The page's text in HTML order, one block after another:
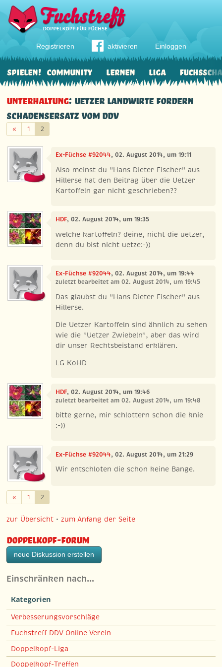
Registrieren aktivieren Einloggen
Community Lernen Liga
Spielen!
Unterhaltung: Uetzer Landwirte fordern
Schadensersatz vom DDV
«Zurück
1 2
Ex-Füchse #92044, 02. August 2014, um 19:11
Also meinst du "Hans Dieter Fischer" aus
Hillerse hat den Beitrag über die Uetzer
Kartoffeln gar nicht geschrieben??
HDF, 02. August 2014, um 19:35
welche kartoffeln? deine, nicht die uetzer,
denn du bist nicht uetze:-))
Ex-Füchse #92044, 02. August 2014, um 19:44
zuletzt bearbeitet am 02. August 2014, um 19:45
Das glaubst du "Hans Dieter Fischer" aus
Hillerse.
Die Uetzer Kartoffeln sind ähnlich zu sehen
wie die "Uetzer Zwiebeln", aber das wird
dir unser Rechtsbeistand erklären.
LG KoHD
HDF, 02. August 2014, um 19:46
zuletzt bearbeitet am 02. August 2014, um 19:48
bitte gerne, mir schlottern schon die knie
:-))
Ex-Füchse #92044, 02. August 2014, um 21:29
Wir entschloten die schon keine Bange.
«Zurück
1 2
zur Übersicht •zum Anfang der Seite
Doppelkopf-Forum
neue Diskussion erstellen
Einschränken nach…
Kategorien
Verbesserungsvorschläge
Fuchstreff DDV Online Verein
Doppelkopf-Liga
Doppelkopf-Treffen